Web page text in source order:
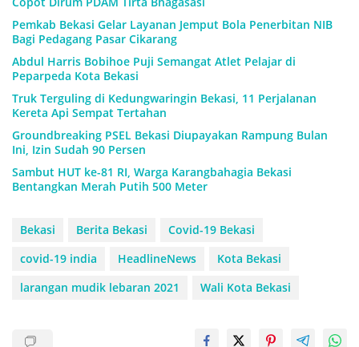
Pemkab Bekasi Gelar Layanan Jemput Bola Penerbitan NIB
Bagi Pedagang Pasar Cikarang
Abdul Harris Bobihoe Puji Semangat Atlet Pelajar di
Peparpeda Kota Bekasi
Truk Terguling di Kedungwaringin Bekasi, 11 Perjalanan
Kereta Api Sempat Tertahan
Groundbreaking PSEL Bekasi Diupayakan Rampung Bulan
Ini, Izin Sudah 90 Persen
Sambut HUT ke-81 RI, Warga Karangbahagia Bekasi
Bentangkan Merah Putih 500 Meter
Bekasi Berita Bekasi
Covid-19 Bekasi
covid-19 india
HeadlineNews
Kota Bekasi
larangan mudik lebaran 2021
Wali Kota Bekasi